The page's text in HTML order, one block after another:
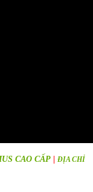
CAO CẤP | ĐỊA CHỈ